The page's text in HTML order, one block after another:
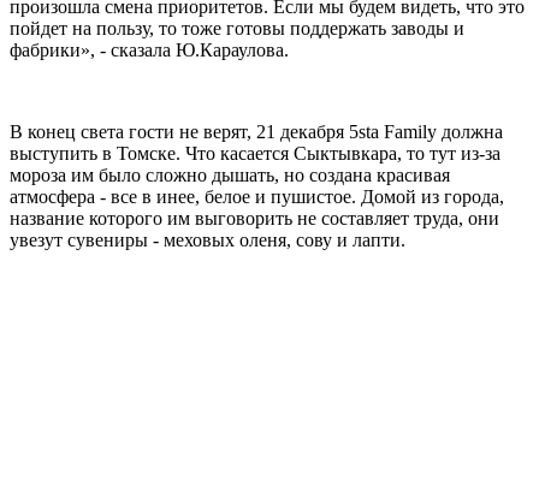
произошла смена приоритетов. Если мы будем видеть, что это
пойдет на пользу, то тоже готовы поддержать заводы и
фабрики», - сказала Ю.Караулова.
В конец света гости не верят, 21 декабря 5sta Family должна
выступить в Томске. Что касается Сыктывкара, то тут из-за
мороза им было сложно дышать, но создана красивая
атмосфера - все в инее, белое и пушистое. Домой из города,
название которого им выговорить не составляет труда, они
увезут сувениры - меховых оленя, сову и лапти.